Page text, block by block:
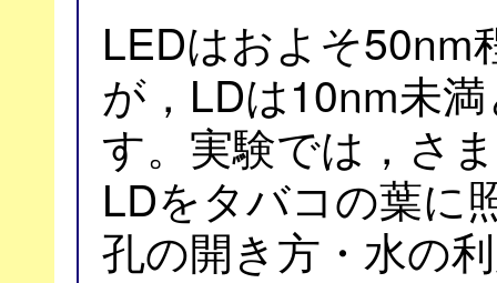
LEDはおよそ50nm
が，LDは10nm未
す。実験では，さ
LDをタバコの葉に
孔の開き方・水の